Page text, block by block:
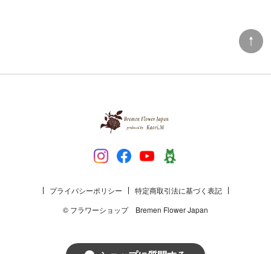
プライバシーポリシー
特定商取引法に基づく表記
© フラワーショップ Bremen Flower Japan